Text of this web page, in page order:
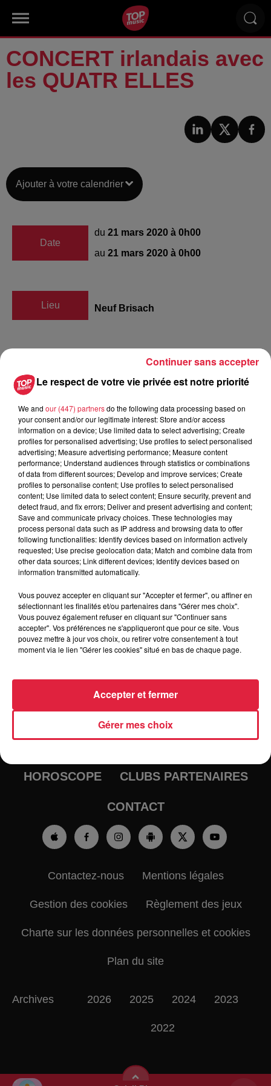
CONCERT irlandais avec
les QUATR ELLES
Ajouter à votre calendrier
Date
du 21 mars 2020 à 0h00
au 21 mars 2020 à 0h00
Lieu Neuf Brisach
Organisateur
DEPARIS JEAN LUC
0625374892
Tarif Gratuit
CONCERT irlandais avec les QUATR ELLES pour la saint
Patrick le 21Mars 2020 organise par l association 9bris art
dans la tours des beaux arts à Neuf Brisach classé
patrimoine mondial de l'UNESCO à 20h
TRAQUEURS D'EMPLOI CASTING
HOROSCOPE CLUBS PARTENAIRES
CONTACT
Contactez-nous Mentions légales
Gestion des cookies Règlement des jeux
Charte sur les données personnelles et cookies
Plan du site
Archives 2026 2025 2024 2023
2022
Le respect de votre vie privée est notre priorité
We and our (447) partnersdo the following data processing based on
your consent and/or our legitimate interest: Store and/or access
information on a device; Use limited data to select advertising; Create
profiles for personalised advertising; Use profiles to select personalised
advertising; Measure advertising performance; Measure content
performance; Understand audiences through statistics or combinations
of data from different sources; Develop and improve services; Create
profiles to personalise content; Use profiles to select personalised
content; Use limited data to select content; Ensure security, prevent and
detect fraud, and fix errors; Deliver and present advertising and content;
Save and communicate privacy choices. These technologies may
process personal data such as IP address and browsing data to offer
following functionalities: Identify devices based on information actively
requested; Use precise geolocation data; Match and combine data from
other data sources; Link different devices; Identify devices based on
information transmitted automatically.
Vous pouvez accepter en cliquant sur "Accepter et fermer", ou affiner en
sélectionnant les finalités et/ou partenaires dans "Gérer mes choix".
Vous pouvez également refuser en cliquant sur "Continuer sans
accepter". Vos préférences ne s'appliqueront que pour ce site. Vous
pouvez mettre à jour vos choix, ou retirer votre consentement à tout
moment via le lien "Gérer les cookies" situé en bas de chaque page.
Gérer mes choix
Accepter et fermer
Continuer sans accepter